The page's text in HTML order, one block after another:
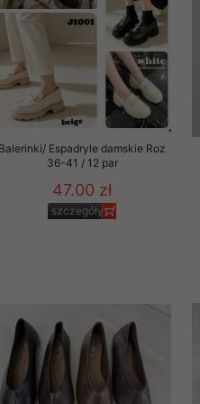
Balerinki/ Espadryle damskie Roz
36-41 / 12 par
47.00 zł
szczegóły